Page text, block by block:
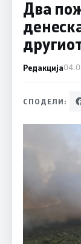
Два
Редакција
СПОДЕЛИ: